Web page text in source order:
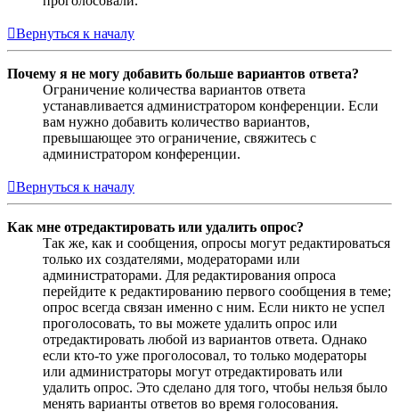
Вернуться к началу
Почему я не могу добавить больше вариантов ответа?
Ограничение количества вариантов ответа
устанавливается администратором конференции. Если
вам нужно добавить количество вариантов,
превышающее это ограничение, свяжитесь с
администратором конференции.
Вернуться к началу
Как мне отредактировать или удалить опрос?
Так же, как и сообщения, опросы могут редактироваться
только их создателями, модераторами или
администраторами. Для редактирования опроса
перейдите к редактированию первого сообщения в теме;
опрос всегда связан именно с ним. Если никто не успел
проголосовать, то вы можете удалить опрос или
отредактировать любой из вариантов ответа. Однако
если кто-то уже проголосовал, то только модераторы
или администраторы могут отредактировать или
удалить опрос. Это сделано для того, чтобы нельзя было
менять варианты ответов во время голосования.